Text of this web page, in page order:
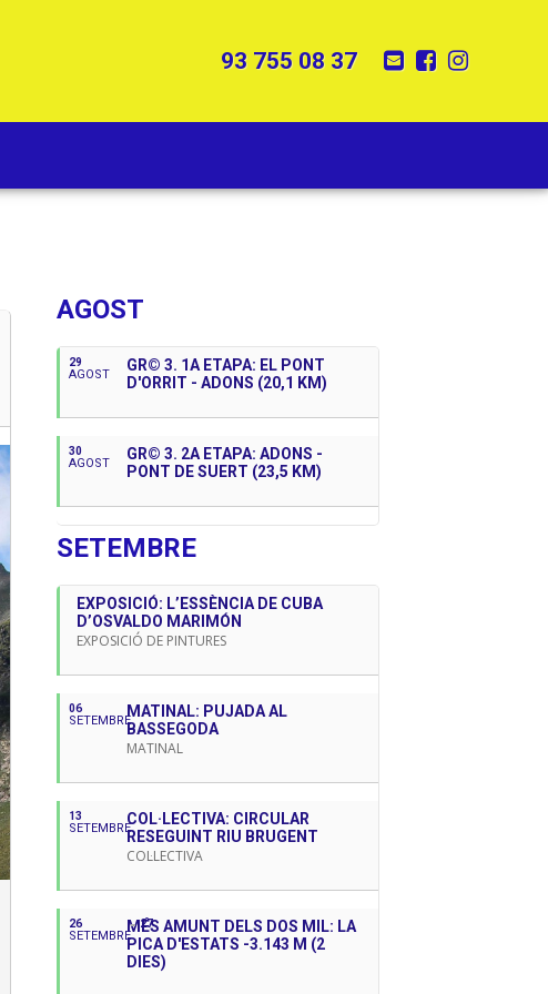
Tel:
93 755 08 37 E-mailFacebook
AGOST
29
AGOST
GR© 3. 1A ETAPA: EL PONT
D'ORRIT - ADONS (20,1 KM)
30
AGOST
GR© 3. 2A ETAPA: ADONS -
PONT DE SUERT (23,5 KM)
SETEMBRE
EXPOSICIÓ: L’ESSÈNCIA DE CUBA
D’OSVALDO MARIMÓN
EXPOSICIÓ DE PINTURES
06
SETEMBRE
MATINAL: PUJADA AL
BASSEGODA
MATINAL
13
SETEMBRE
COL·LECTIVA: CIRCULAR
RESEGUINT RIU BRUGENT
COL·LECTIVA
26
SETEMBRE
27
MÉS AMUNT DELS DOS MIL: LA
PICA D'ESTATS -3.143 M (2
DIES)